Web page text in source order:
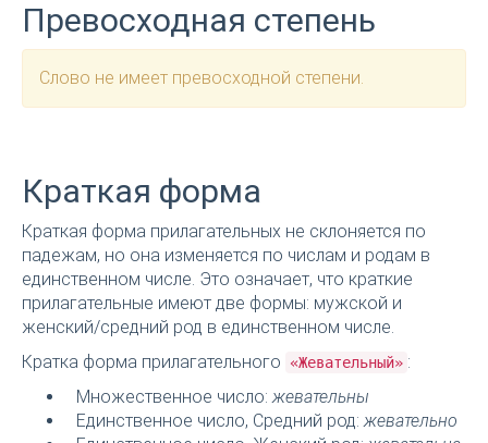
Превосходная степень
Слово не имеет превосходной степени.
Краткая форма
Краткая форма прилагательных не склоняется по
падежам, но она изменяется по числам и родам в
единственном числе. Это означает, что краткие
прилагательные имеют две формы: мужской и
женский/средний род в единственном числе.
Кратка форма прилагательного
«Жевательный» :
Множественное число:жевательны
Единственное число, Средний род:жевательно